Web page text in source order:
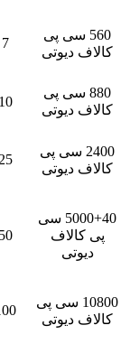
سی پی
7 دلار
سی پی
10 دلار
سی پی
25 دلار
5000+40 سی
50 دلار
سی پی
100 دلار